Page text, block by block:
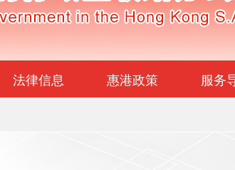
法律信息 惠港政策 服务